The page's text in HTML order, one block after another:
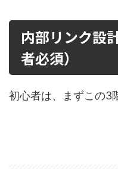
内部リンク設
者必須）
初心者は、まずこの3